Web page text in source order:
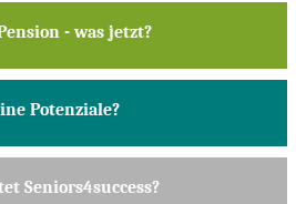
- was jetzt?
Potenziale?
Seniors4success?